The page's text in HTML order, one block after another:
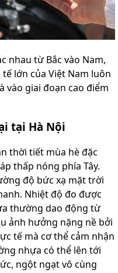
nhau từ Bắc vào Nam,
lớn của Việt Nam luôn
vào giai đoạn cao điểm
tại Hà Nội
thời tiết mùa hè đặc
thấp nóng phía Tây.
độ bức xạ mặt trời
Nhiệt độ đo được
thường dao động từ
ảnh hưởng nặng nề bởi
tế mà cơ thể cảm nhận
nhựa có thể lên tới
ngột ngạt vô cùng